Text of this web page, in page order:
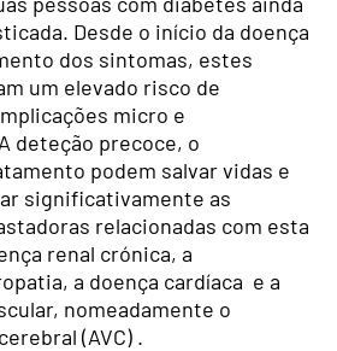
Desde o início da doença
dos sintomas, estes
um elevado risco de
micro e
deteção precoce, o
podem salvar vidas e
significativamente as
relacionadas com esta
renal crónica, a
a doença cardíaca e a
nomeadamente o
(AVC) .